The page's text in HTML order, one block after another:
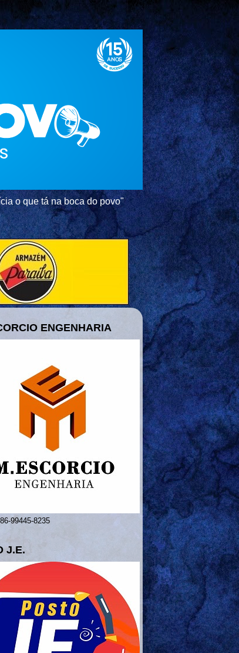
o que tá na boca do povo"
ENGENHARIA
99445-8235
J.E.